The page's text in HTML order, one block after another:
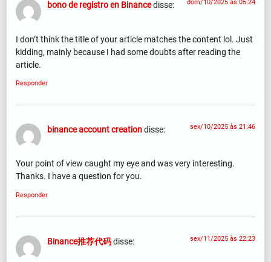
bono de registro en Binancedisse: dom/10/2025 às 05:24
I don’t think the title of your article matches the content lol. Just
kidding, mainly because I had some doubts after reading the
article.
Responder
binance account creationdisse: sex/10/2025 às 21:46
Your point of view caught my eye and was very interesting.
Thanks. I have a question for you.
Responder
Binance推荐代码disse: sex/11/2025 às 22:23